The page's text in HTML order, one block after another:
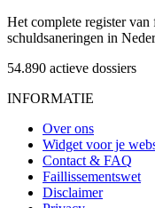
Het complete register van
schuldsaneringen in
54.890 actieve dossiers
INFORMATIE
Over ons
Widget voor je
Contact & FAQ
Faillissementswet
Disclaimer